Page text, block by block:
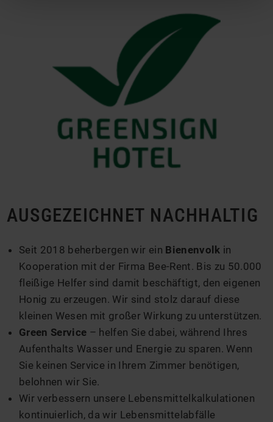
AUSGEZEICHNET NACHHALTIG
Seit 2018 beherbergen wir ein Bienenvolk in
Kooperation mit der Firma Bee-Rent. Bis zu 50.000
fleißige Helfer sind damit beschäftigt, den eigenen
Honig zu erzeugen. Wir sind stolz darauf diese
kleinen Wesen mit großer Wirkung zu unterstützen.
Green Service – helfen Sie dabei, während Ihres
Aufenthalts Wasser und Energie zu sparen. Wenn
Sie keinen Service in Ihrem Zimmer benötigen,
belohnen wir Sie.
Wir verbessern unsere Lebensmittelkalkulationen
kontinuierlich, da wir Lebensmittelabfälle